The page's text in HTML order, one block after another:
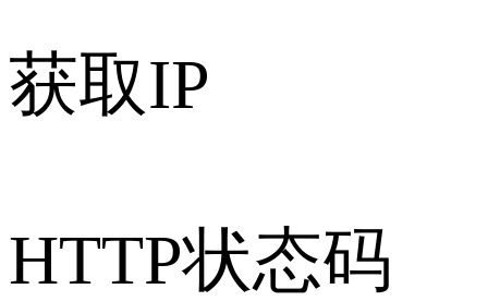
获取IP
HTTP状态码